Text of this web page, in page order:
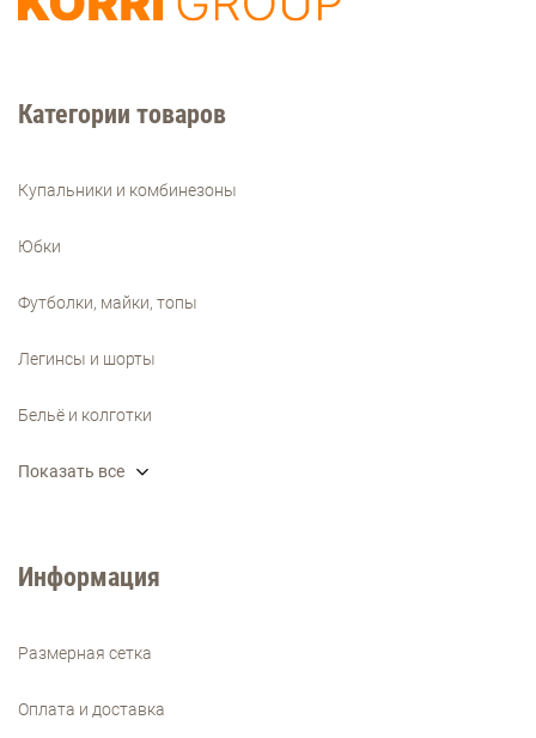
Категории товаров
Купальники и комбинезоны
Юбки
Футболки, майки, топы
Легинсы и шорты
Бельё и колготки
Показать все
Информация
Размерная сетка
Оплата и доставка